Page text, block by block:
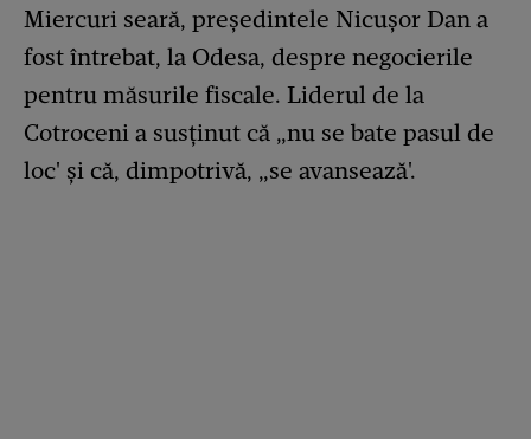
Miercuri seară, președintele Nicușor Dan a
fost întrebat, la Odesa, despre negocierile
pentru măsurile fiscale. Liderul de la
Cotroceni a susținut că „nu se bate pasul de
loc' și că, dimpotrivă, „se avansează'.